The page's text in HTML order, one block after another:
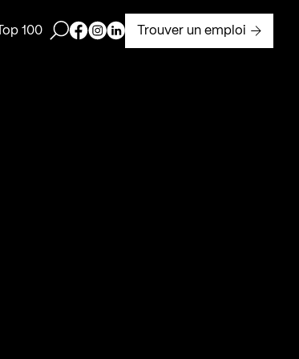
Top 100 Ouvrir la barre de recherche
Page Facebook de Kollectif
Page Instagram de Kollectif
Page Linkedin de Kollectif
Trouver un emploi